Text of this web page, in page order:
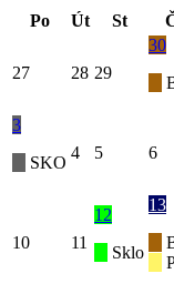
Po Út St
27 28 29
30
3
SKO
4 5 6
10 11
12
Sklo
13